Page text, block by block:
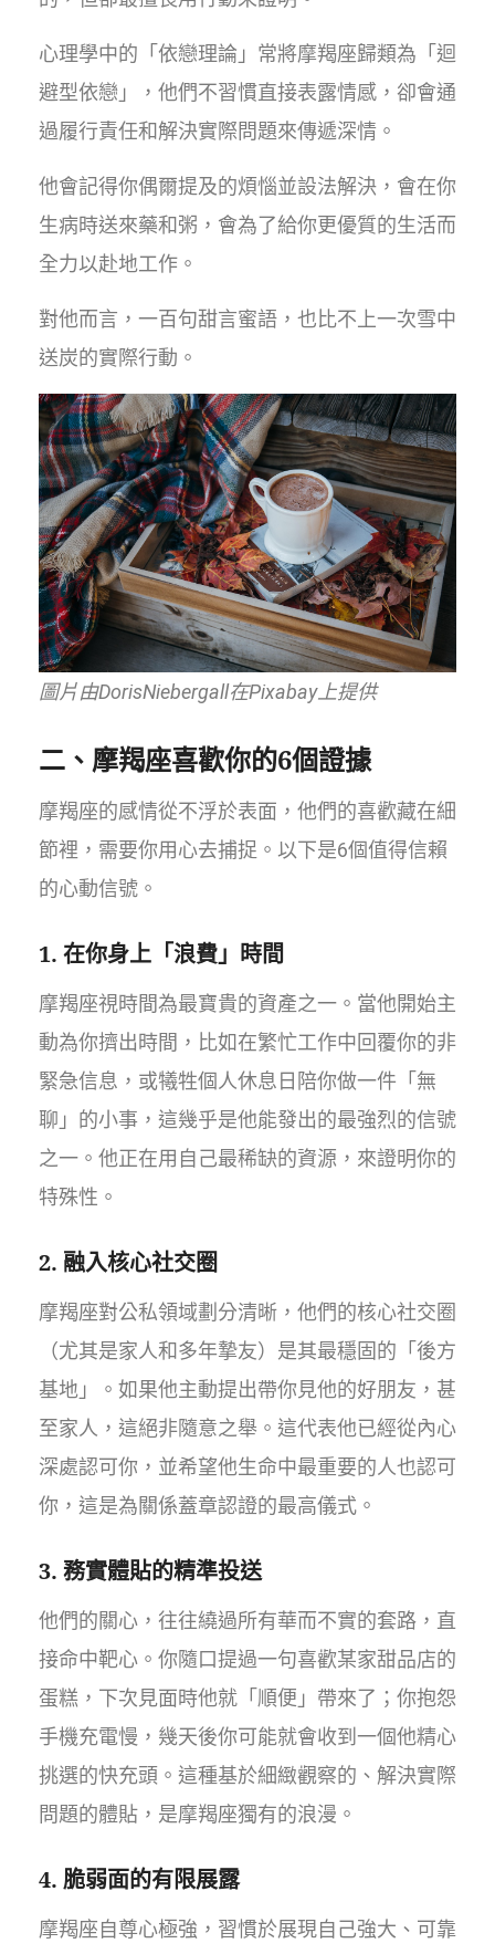
心理學中的「依戀理論」常將摩羯座歸類為「迴
避型依戀」，他們不習慣直接表露情感，卻會通
過履行責任和解決實際問題來傳遞深情。
他會記得你偶爾提及的煩惱並設法解決，會在你
生病時送來藥和粥，會為了給你更優質的生活而
全力以赴地工作。
對他而言，一百句甜言蜜語，也比不上一次雪中
送炭的實際行動。
圖片由DorisNiebergall在Pixabay上提供
二、摩羯座喜歡你的6個證據
摩羯座的感情從不浮於表面，他們的喜歡藏在細
節裡，需要你用心去捕捉。以下是6個值得信賴
的心動信號。
1. 在你身上「浪費」時間
摩羯座視時間為最寶貴的資產之一。當他開始主
動為你擠出時間，比如在繁忙工作中回覆你的非
緊急信息，或犧牲個人休息日陪你做一件「無
聊」的小事，這幾乎是他能發出的最強烈的信號
之一。他正在用自己最稀缺的資源，來證明你的
特殊性。
2. 融入核心社交圈
摩羯座對公私領域劃分清晰，他們的核心社交圈
（尤其是家人和多年摯友）是其最穩固的「後方
基地」。如果他主動提出帶你見他的好朋友，甚
至家人，這絕非隨意之舉。這代表他已經從內心
深處認可你，並希望他生命中最重要的人也認可
你，這是為關係蓋章認證的最高儀式。
3. 務實體貼的精準投送
他們的關心，往往繞過所有華而不實的套路，直
接命中靶心。你隨口提過一句喜歡某家甜品店的
蛋糕，下次見面時他就「順便」帶來了；你抱怨
手機充電慢，幾天後你可能就會收到一個他精心
挑選的快充頭。這種基於細緻觀察的、解決實際
問題的體貼，是摩羯座獨有的浪漫。
4. 脆弱面的有限展露
摩羯座自尊心極強，習慣於展現自己強大、可靠